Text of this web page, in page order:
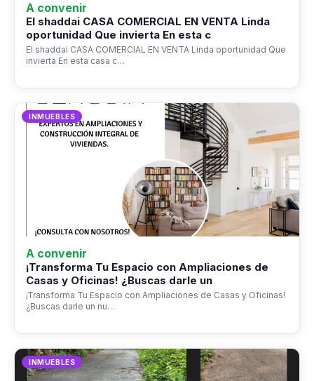
A convenir
El shaddai CASA COMERCIAL EN VENTA Linda
oportunidad Que invierta En esta c
El shaddai CASA COMERCIAL EN VENTA Linda oportunidad Que
invierta En esta casa c…
INMUEBLES
A convenir
¡Transforma Tu Espacio con Ampliaciones de
Casas y Oficinas! ¿Buscas darle un
¡Transforma Tu Espacio con Ampliaciones de Casas y Oficinas!
¿Buscas darle un nu…
INMUEBLES